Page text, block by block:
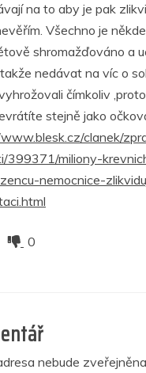
na to aby je pak
Všechno je
shromažďováno a
nedávat na víc o
čímkoliv
stejně jako
clanek/
399371/miliony-
nemocnice-
0
nebude